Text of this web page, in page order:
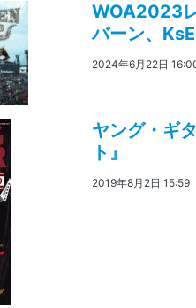
WOA2023
バーン、
2024年6月22日
ヤング・ギ
ト』
2019年8月2日 15:59